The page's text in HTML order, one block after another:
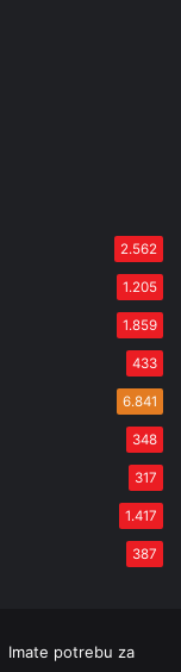
2.562
1.205
1.859
433
6.841
348
317
1.417
387
Imate potrebu za